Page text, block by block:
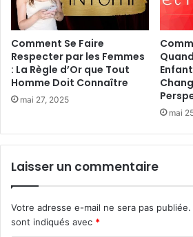
Comment Se Faire
Respecter par les Femmes
: La Règle d’Or que Tout
Homme Doit Connaître
mai 27, 2025
mai
Laisser un commentaire
Votre adresse e-mail ne sera pas publiée.
sont indiqués avec *